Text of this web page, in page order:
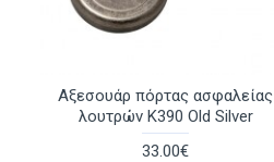
Αξεσουάρ πόρτας ασφαλείας
λουτρών Κ390 Old Silver
33.00€